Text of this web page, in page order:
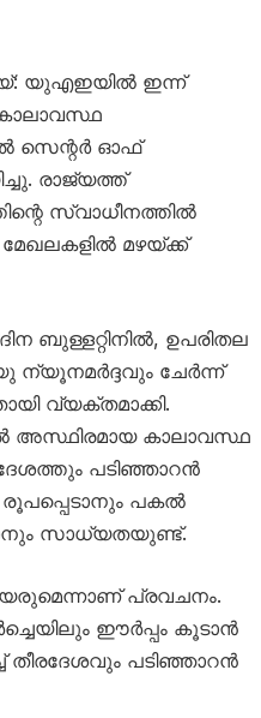
യുഎഇയിൽ ഇന്ന്
സെന്റർ ഓഫ്
രാജ്യത്ത്
സ്വാധീനത്തിൽ
മേഖലകളിൽ മഴയ്ക്ക്
ബുള്ളറ്റിനിൽ, ഉപരിതല
ന്യൂനമർദ്ദവും ചേർന്ന്
വ്യക്തമാക്കി.
അസ്ഥിരമായ കാലാവസ്ഥ
പടിഞ്ഞാറൻ
രൂപപ്പെടാനും പകൽ
സാധ്യതയുണ്ട്.
പ്രവചനം.
ഈർപ്പം കൂടാൻ
പടിഞ്ഞാറൻ